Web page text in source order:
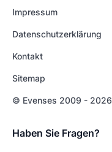
Impressum
Datenschutzerklärung
Kontakt
Sitemap
© Evenses 2009 - 2026
Haben Sie Fragen?